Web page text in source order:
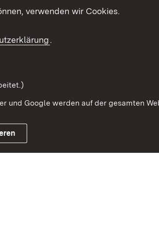
Beteiligung stärken
Kontakt
verwenden wir Cookies.
.
und Google werden auf der gesamten